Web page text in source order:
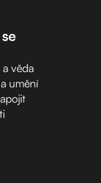
věda
umění